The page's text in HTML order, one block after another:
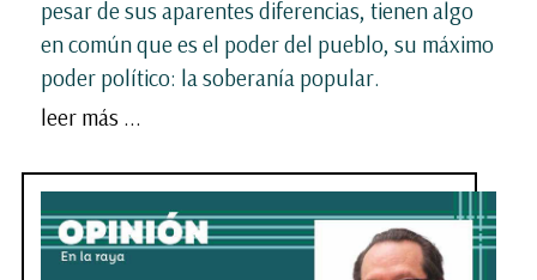
pesar de sus aparentes diferencias, tienen algo
en común que es el poder del pueblo, su máximo
poder político: la soberanía popular.
leer más ...